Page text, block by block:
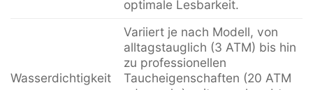
optimale Lesbarkeit.
Wasserdichtigkeit
Variiert je nach Modell, von
alltagstauglich (3 ATM) bis hin
zu professionellen
Taucheigenschaften (20 ATM